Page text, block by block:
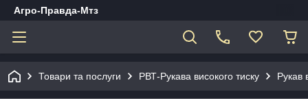
Агро-Правда-Мтз
Товари та послуги РВТ-Рукава високого тиску Рукав